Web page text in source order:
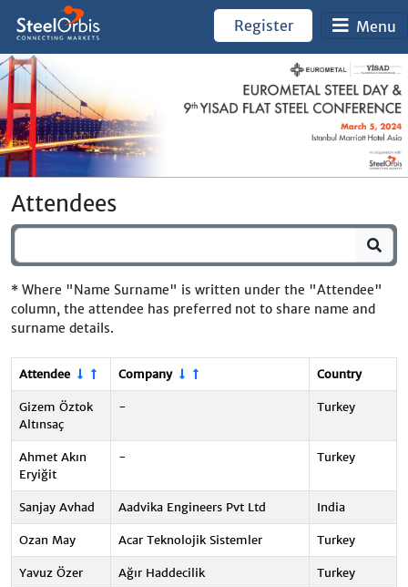
Register Menu
Attendees
* Where "Name Surname" is written under the "Attendee"
column, the attendee has preferred not to share name and
surname details.
Attendee Company Country
Gizem Öztok
Altınsaç
- Turkey
Ahmet Akın
Eryiğit
- Turkey
Sanjay Avhad Aadvika Engineers Pvt Ltd India
Ozan May Acar Teknolojik Sistemler Turkey
Yavuz Özer Ağır Haddecilik Turkey